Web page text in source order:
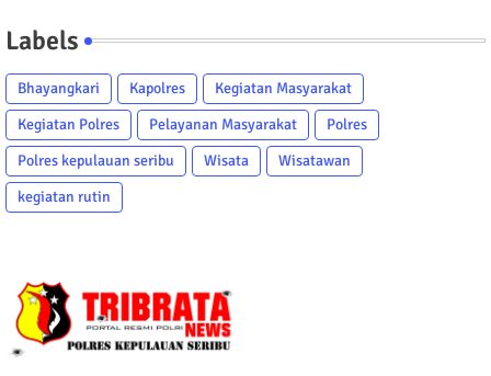
Labels
Bhayangkari Kapolres
Kegiatan Masyarakat
Kegiatan Polres
Pelayanan Masyarakat
Polres
Polres kepulauan seribu
Wisata
Wisatawan
kegiatan rutin